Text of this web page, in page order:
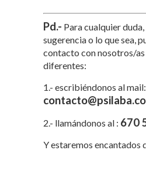
Pd.- Para cualquier
sugerencia o lo que sea,
contacto con nosotros/
diferentes:
1.- escribiéndonos al mail:
2.- llamándonos al : 670
Y estaremos encantados